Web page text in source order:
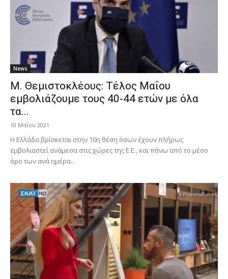
News
Μ. Θεμιστοκλέους: Τέλος Μαΐου
εμβολιάζουμε τους 40-44 ετών με όλα
τα...
10 Μαΐου 2021
Η Ελλάδα βρίσκεται στην 10η θέση όσων έχουν πλήρως
εμβολιαστεί ανάμεσα στις χώρες της Ε.Ε., και πάνω από το μέσο
όρο των ανά ημέρα...